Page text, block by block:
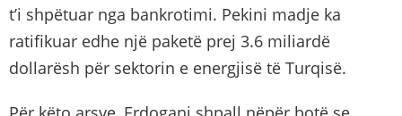
t’i shpëtuar nga bankrotimi. Pekini madje ka
ratifikuar edhe një paketë prej 3.6 miliardë
dollarësh për sektorin e energjisë të Turqisë.